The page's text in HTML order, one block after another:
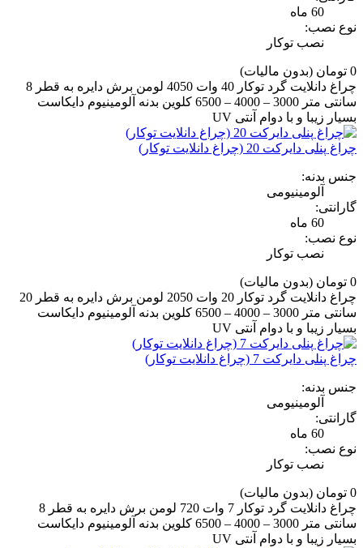
60 ماه
نوع نصب:
نصب توکار
0 تومان
(بدون مالیات)
چراغ دانلایت گرد توکار 40 وات 4050 لومن برش دایره به قطر 8
سانتی متر 3000 – 4000 – 6500 کلوین بدنه آلومینیوم دایکاست
بسیار زیبا و با دوام آنتی UV
چراغ پنلی دایرکت 20 (چراغ دانلایت توکار)
جنس بدنه:
آلومینیومی
گارانتی:
60 ماه
نوع نصب:
نصب توکار
0 تومان
(بدون مالیات)
چراغ دانلایت گرد توکار 20 وات 2050 لومن برش دایره به قطر 20
سانتی متر 3000 – 4000 – 6500 کلوین بدنه آلومینیوم دایکاست
بسیار زیبا و با دوام آنتی UV
چراغ پنلی دایرکت 7 (چراغ دانلایت توکار)
جنس بدنه:
آلومینیومی
گارانتی:
60 ماه
نوع نصب:
نصب توکار
0 تومان
(بدون مالیات)
چراغ دانلایت گرد توکار 7 وات 720 لومن برش دایره به قطر 8
سانتی متر 3000 – 4000 – 6500 کلوین بدنه آلومینیوم دایکاست
بسیار زیبا و با دوام آنتی UV